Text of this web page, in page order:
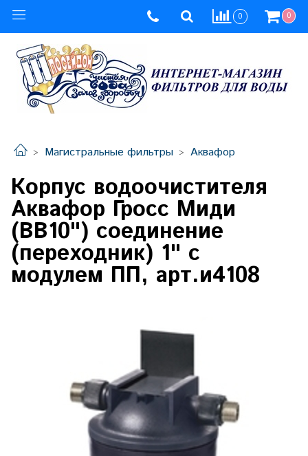
0 0
Магистральные фильтры Аквафор
Корпус водоочистителя
Аквафор Гросс Миди
(ВВ10") соединение
(переходник) 1" с
модулем ПП, арт.и4108